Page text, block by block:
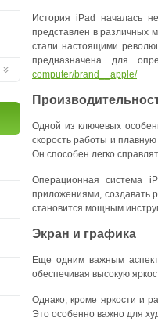
История iPad началась
представлен в различных
стали настоящими
предназначена для
computer/brand__apple/
Одной из ключевых
скорость работы и
Он способен легко
Операционная система
приложениями, создавать
становится мощным
Экран и графика
Еще одним важным
обеспечивая высокую
Однако, кроме яркости и
Это особенно важно для